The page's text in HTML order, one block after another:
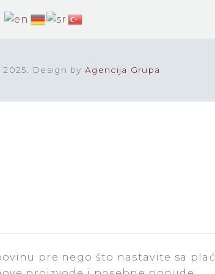
2025. Design byAgencija Grupa
pre nego što nastavite sa